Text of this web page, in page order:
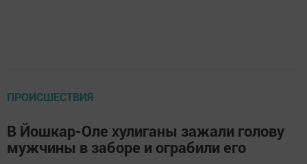
ПРОИСШЕСТВИЯ
В Йошкар-Оле хулиганы зажали голову
мужчины в заборе и ограбили его